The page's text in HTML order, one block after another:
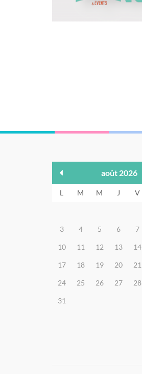
août 2026
L M M J V
3 4 5 6 7
10 11 12 13 14
17 18 19 20 21
24 25 26 27 28
31